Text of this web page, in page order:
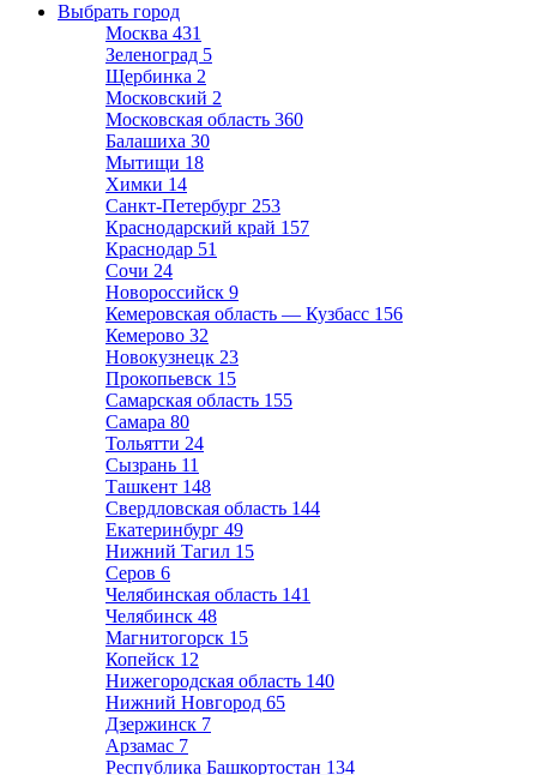
Выбрать город
Москва 431
Зеленоград 5
Щербинка 2
Московский 2
Московская область 360
Балашиха 30
Мытищи 18
Химки 14
Санкт-Петербург 253
Краснодарский край 157
Краснодар 51
Сочи 24
Новороссийск 9
Кемеровская область — Кузбасс 156
Кемерово 32
Новокузнецк 23
Прокопьевск 15
Самарская область 155
Самара 80
Тольятти 24
Сызрань 11
Ташкент 148
Свердловская область 144
Екатеринбург 49
Нижний Тагил 15
Серов 6
Челябинская область 141
Челябинск 48
Магнитогорск 15
Копейск 12
Нижегородская область 140
Нижний Новгород 65
Дзержинск 7
Арзамас 7
Республика Башкортостан 134